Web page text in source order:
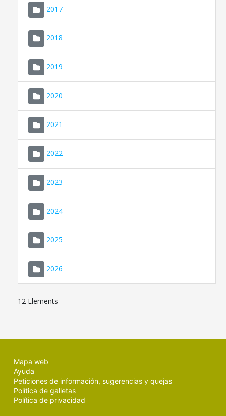
2017
2018
2019
2020
2021
2022
2023
2024
2025
2026
12 Elements
Mapa web
Ayuda
Peticiones de información, sugerencias y quejas
Política de galletas
Política de privacidad